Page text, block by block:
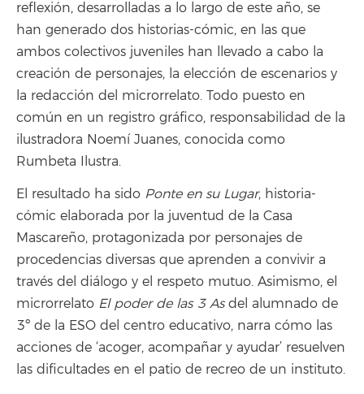
reflexión, desarrolladas a lo largo de este año, se
han generado dos historias-cómic, en las que
ambos colectivos juveniles han llevado a cabo la
creación de personajes, la elección de escenarios y
la redacción del microrrelato. Todo puesto en
común en un registro gráfico, responsabilidad de la
ilustradora Noemí Juanes, conocida como
Rumbeta Ilustra.
El resultado ha sido Ponte en su Lugar, historia-
cómic elaborada por la juventud de la Casa
Mascareño, protagonizada por personajes de
procedencias diversas que aprenden a convivir a
través del diálogo y el respeto mutuo. Asimismo, el
microrrelato El poder de las 3 Asdel alumnado de
3º de la ESO del centro educativo, narra cómo las
acciones de ‘acoger, acompañar y ayudar’ resuelven
las dificultades en el patio de recreo de un instituto.